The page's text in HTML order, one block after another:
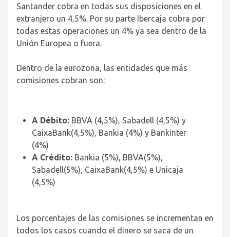
Santander cobra en todas sus disposiciones en el
extranjero un 4,5%. Por su parte Ibercaja cobra por
todas estas operaciones un 4% ya sea dentro de la
Unión Europea o fuera.
Dentro de la eurozona, las entidades que más
comisiones cobran son:
A Débito: BBVA (4,5%), Sabadell (4,5%) y
CaixaBank(4,5%), Bankia (4%) y Bankinter
(4%)
A Crédito: Bankia (5%), BBVA(5%),
Sabadell(5%), CaixaBank(4,5%) e Unicaja
(4,5%)
Los porcentajes de las comisiones se incrementan en
todos los casos cuando el dinero se saca de un